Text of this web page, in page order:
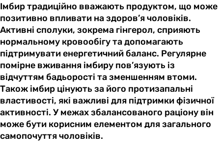
Імбир традиційно вважають продуктом, що може
позитивно впливати на здоров’я чоловіків.
Активні сполуки, зокрема гінгерол, сприяють
нормальному кровообігу та допомагають
підтримувати енергетичний баланс. Регулярне
помірне вживання імбиру пов’язують із
відчуттям бадьорості та зменшенням втоми.
Також імбир цінують за його протизапальні
властивості, які важливі для підтримки фізичної
активності. У межах збалансованого раціону він
може бути корисним елементом для загального
самопочуття чоловіків.